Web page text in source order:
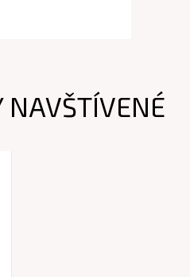
NAVŠTÍVENÉ